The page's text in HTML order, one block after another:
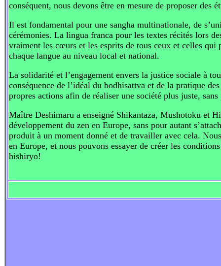
conséquent, nous devons être en mesure de proposer des
Il est fondamental pour une sangha multinationale, de
cérémonies. La lingua franca pour les textes récités lors
vraiment les cœurs et les esprits de tous ceux et celles
chaque langue au niveau local et national.
La solidarité et l’engagement envers la justice sociale à
conséquence de l’idéal du bodhisattva et de la pratique
propres actions afin de réaliser une société plus juste,
Maître Deshimaru a enseigné Shikantaza, Mushotoku et
développement du zen en Europe, sans pour autant
produit à un moment donné et de travailler avec cela.
en Europe, et nous pouvons essayer de créer les
hishiryo!